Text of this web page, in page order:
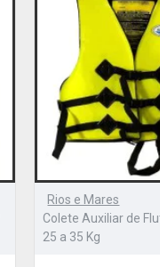
Rios e Mares
Colete Auxiliar de
25 a 35 Kg